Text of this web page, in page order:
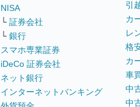
NISA
└ 証券会社
└ 銀行
スマホ専業証券
iDeCo 証券会社
ネット銀行
インターネットバンキング
引
カ
レ
格
カ
車
中
中